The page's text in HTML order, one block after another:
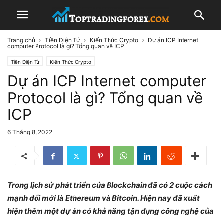
Trang chủ Tiền Điện Tử Kiến Thức Crypto
Dự án ICP Internet
computer Protocol là gì? Tổng quan về ICP
Tiền Điện Tử Kiến Thức Crypto
Dự án ICP Internet computer
Protocol là gì? Tổng quan về
ICP
6 Tháng 8, 2022
Trong lịch sử phát triển của Blockchain đã có 2 cuộc cách
mạnh đổi mới là Ethereum và Bitcoin. Hiện nay đã xuất
hiện thêm một dự án có khả năng tận dụng công nghệ của